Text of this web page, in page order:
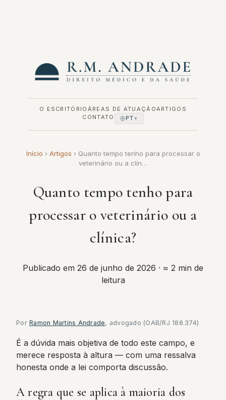
O ESCRITÓRIO ÁREAS DE ATUAÇÃOARTIGOS
CONTATO
PT ▼
Início › Artigos › Quanto tempo tenho para processar o
veterinário ou a clín…
Quanto tempo tenho para
processar o veterinário ou a
clínica?
Publicado em 26 de junho de 2026 · ≈ 2 min de
leitura
Por Ramon Martins Andrade, advogado (OAB/RJ 188.374)
É a dúvida mais objetiva de todo este campo, e
merece resposta à altura — com uma ressalva
honesta onde a lei comporta discussão.
A regra que se aplica à maioria dos